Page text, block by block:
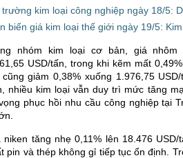
trường kim loại công nghiệp ngày 18/5:
biến giá kim loại thế giới ngày 19/5:
nhóm kim loại cơ bản, giá nhôm
USD/tấn, trong khi kẽm mất
giảm 0,38% xuống 1.976,75
nhiều kim loại vẫn duy trì mức tăng
phục hồi nhu cầu công nghiệp tại
niken tăng nhẹ 0,11% lên 18.476
pin và thép không gỉ tiếp tục ổn định.